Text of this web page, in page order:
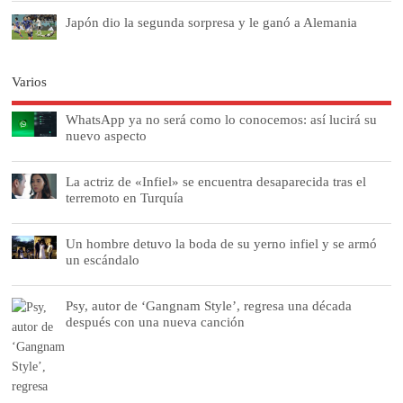
Japón dio la segunda sorpresa y le ganó a Alemania
Varios
WhatsApp ya no será como lo conocemos: así lucirá su
nuevo aspecto
La actriz de «Infiel» se encuentra desaparecida tras el
terremoto en Turquía
Un hombre detuvo la boda de su yerno infiel y se armó
un escándalo
Psy, autor de ‘Gangnam Style’, regresa una década
después con una nueva canción